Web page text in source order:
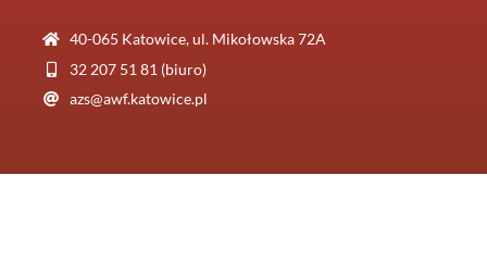
40-065 Katowice, ul. Mikołowska 72A
32 207 51 81 (biuro)
azs@awf.katowice.pl